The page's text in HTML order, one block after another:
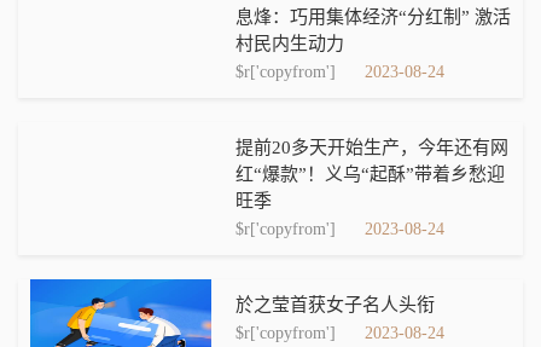
息烽：巧用集体经济“分红制” 激活
村民内生动力
$r['copyfrom'] 2023-08-24
提前20多天开始生产，今年还有网
红“爆款”！义乌“起酥”带着乡愁迎
旺季
$r['copyfrom'] 2023-08-24
於之莹首获女子名人头衔
$r['copyfrom'] 2023-08-24